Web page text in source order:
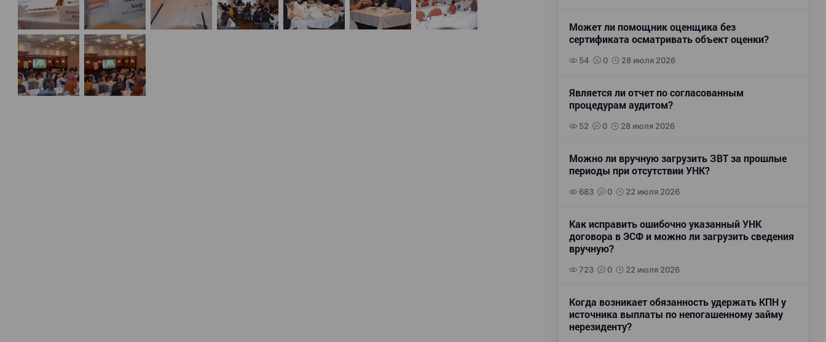
Может ли помощник оценщика без
сертификата осматривать объект оценки?
54 0 28 июля 2026
Является ли отчет по согласованным
процедурам аудитом?
52 0 28 июля 2026
Можно ли вручную загрузить ЗВТ за прошлые
периоды при отсутствии УНК?
683 0 22 июля 2026
Как исправить ошибочно указанный УНК
договора в ЭСФ и можно ли загрузить сведения
вручную?
723 0 22 июля 2026
Когда возникает обязанность удержать КПН у
источника выплаты по непогашенному займу
нерезиденту?